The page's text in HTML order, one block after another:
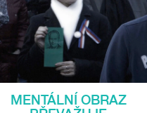
MENTÁLNÍ OBRAZ